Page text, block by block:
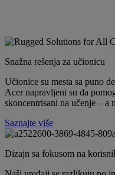
Snažna rešenja za učionicu
Učionice su mesta sa puno
Acer napravljeni su da
skoncentrisani na učenje – a
Saznajte više
Dizajn sa fokusom na